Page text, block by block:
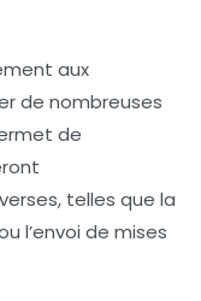
aux
de nombreuses
de
telles que la
l’envoi de mises